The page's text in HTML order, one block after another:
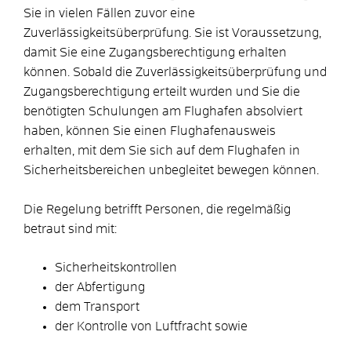
Sie in vielen Fällen zuvor eine
Zuverlässigkeitsüberprüfung. Sie ist Voraussetzung,
damit Sie eine Zugangsberechtigung erhalten
können. Sobald die Zuverlässigkeitsüberprüfung und
Zugangsberechtigung erteilt wurden und Sie die
benötigten Schulungen am Flughafen absolviert
haben, können Sie einen Flughafenausweis
erhalten, mit dem Sie sich auf dem Flughafen in
Sicherheitsbereichen unbegleitet bewegen können.
Die Regelung betrifft Personen, die regelmäßig
betraut sind mit:
Sicherheitskontrollen
der Abfertigung
dem Transport
der Kontrolle von Luftfracht sowie